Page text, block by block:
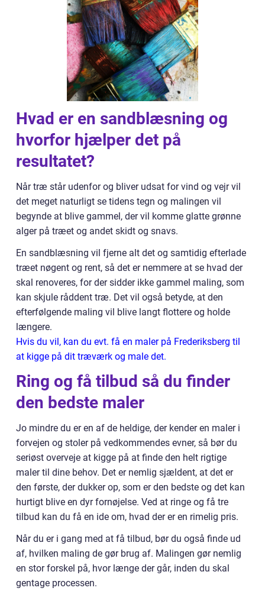
Hvad er en sandblæsning og
hvorfor hjælper det på
resultatet?
Når træ står udenfor og bliver udsat for vind og vejr vil
det meget naturligt se tidens tegn og malingen vil
begynde at blive gammel, der vil komme glatte grønne
alger på træet og andet skidt og snavs.
En sandblæsning vil fjerne alt det og samtidig efterlade
træet nøgent og rent, så det er nemmere at se hvad der
skal renoveres, for der sidder ikke gammel maling, som
kan skjule råddent træ. Det vil også betyde, at den
efterfølgende maling vil blive langt flottere og holde
længere.
Hvis du vil, kan du evt. få en maler på Frederiksberg til
at kigge på dit træværk og male det.
Ring og få tilbud så du finder
den bedste maler
Jo mindre du er en af de heldige, der kender en maler i
forvejen og stoler på vedkommendes evner, så bør du
seriøst overveje at kigge på at finde den helt rigtige
maler til dine behov. Det er nemlig sjældent, at det er
den første, der dukker op, som er den bedste og det kan
hurtigt blive en dyr fornøjelse. Ved at ringe og få tre
tilbud kan du få en ide om, hvad der er en rimelig pris.
Når du er i gang med at få tilbud, bør du også finde ud
af, hvilken maling de gør brug af. Malingen gør nemlig
en stor forskel på, hvor længe der går, inden du skal
gentage processen.